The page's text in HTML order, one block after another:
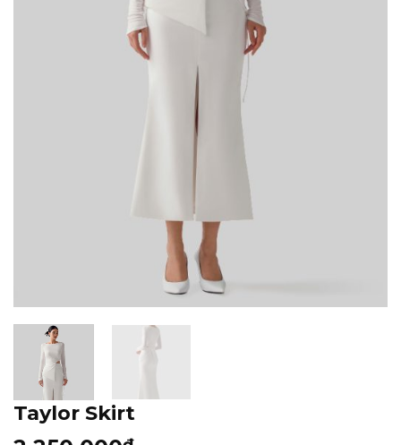
Taylor Skirt